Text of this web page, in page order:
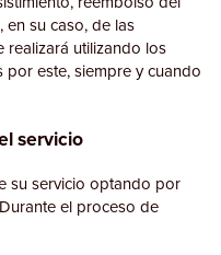
en su caso, de las
realizará utilizando los
este, siempre y cuando
servicio
su servicio optando por
el proceso de